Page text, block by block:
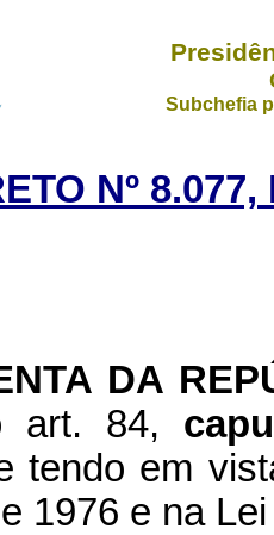
Subchefia
Nº
DA
art. 84,
tendo em
1976 e na